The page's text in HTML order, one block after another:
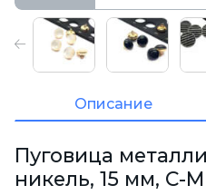
Описание
Пуговица
никель, 15 мм, С-